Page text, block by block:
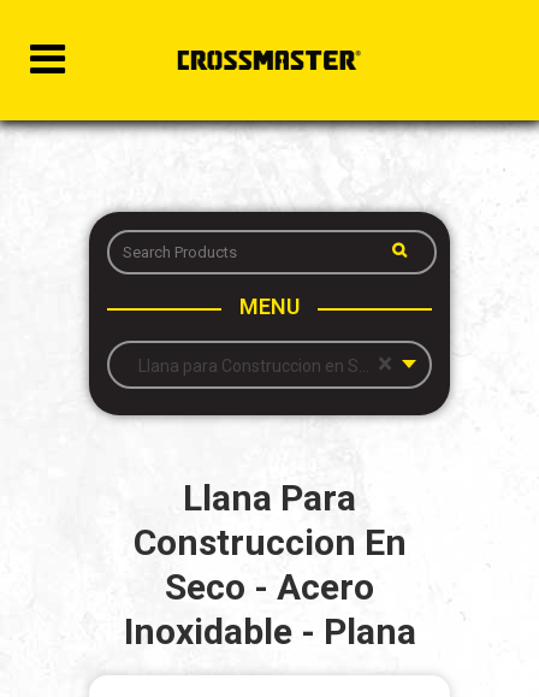
MENU
×
Llana para Construccion en Seco – Acero Inoxidable – Plana
Llana Para
Construccion En
Seco - Acero
Inoxidable - Plana